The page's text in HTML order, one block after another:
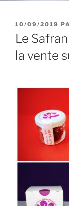
PUBLIÉ
LE
10/09/2019
Le
la vente